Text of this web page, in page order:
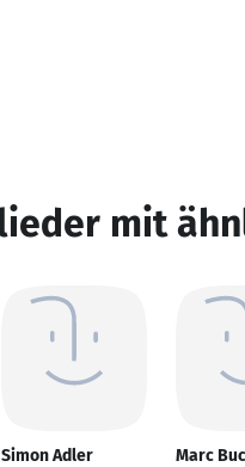
mit
Simon Adler Marc